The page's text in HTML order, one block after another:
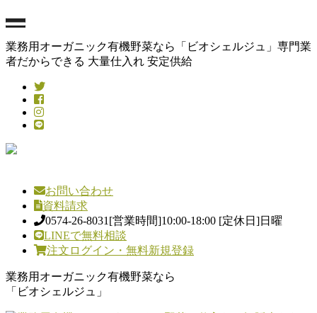
業務用オーガニック有機野菜なら「ビオシェルジュ」専門業
者だからできる 大量仕入れ 安定供給
お問い合わせ
資料請求
0574-26-8031 [営業時間]10:00-18:00 [定休日]日曜
LINEで無料相談
注文ログイン・無料新規登録
業務用オーガニック有機野菜なら
「ビオシェルジュ」